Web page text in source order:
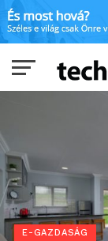
E-GAZDASÁG